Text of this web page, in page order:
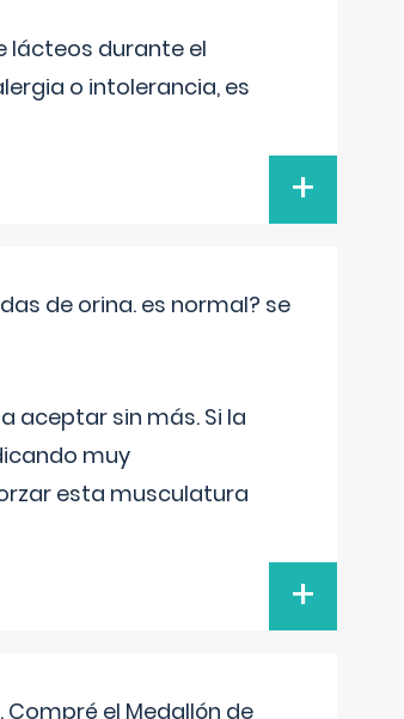
lácteos durante el
o intolerancia, es
+
de orina. es normal? se
aceptar sin más. Si la
muy
esta musculatura
+
el Medallón de